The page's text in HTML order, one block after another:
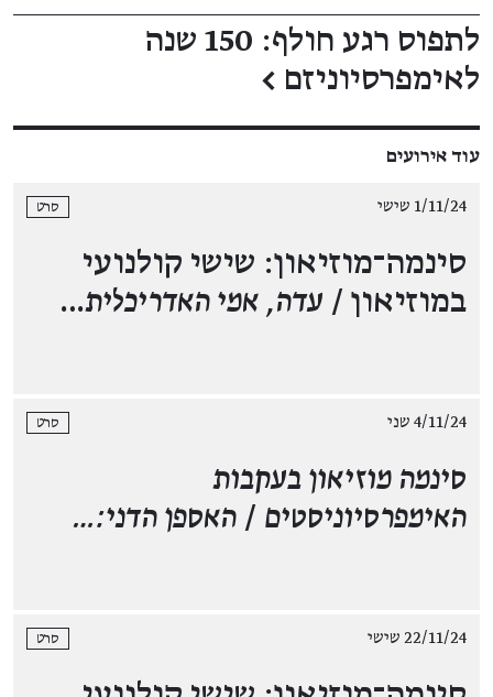
לתפוס רגע חולף: 150 שנה
לאימפרסיוניזם ←
עוד אירועים
1/11/24 שישי סרט
סינמה־מוזיאון: שישי קולנועי
במוזיאון / עדה, אמי האדריכלית…
4/11/24 שני סרט
סינמה מוזיאון בעקבות
האימפרסיוניסטים / האספן הדני:…
22/11/24 שישי סרט